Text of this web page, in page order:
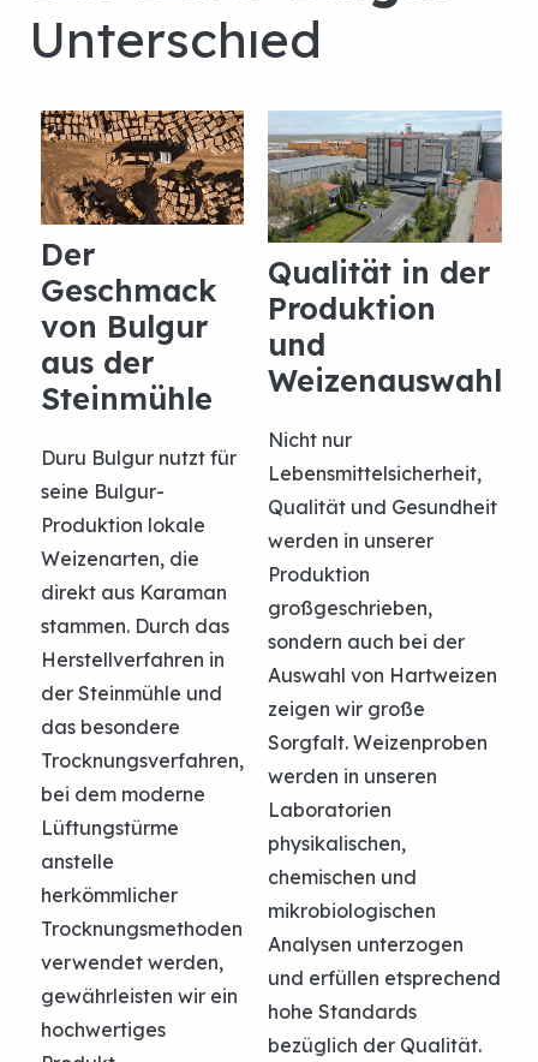
05Sichtung
06Verpackung
Der
Geschmack
von Bulgur
aus der
Steinmühle
Duru Bulgur nutzt für
seine Bulgur-
Produktion lokale
Weizenarten, die
direkt aus Karaman
stammen. Durch das
Herstellverfahren in
der Steinmühle und
das besondere
Trocknungsverfahren,
bei dem moderne
Lüftungstürme
anstelle
herkömmlicher
Trocknungsmethoden
verwendet werden,
gewährleisten wir ein
hochwertiges
Qualität in der
Produktion
und
Weizenauswahl
Nicht nur
Lebensmittelsicherheit,
Qualität und Gesundheit
werden in unserer
Produktion
großgeschrieben,
sondern auch bei der
Auswahl von Hartweizen
zeigen wir große
Sorgfalt. Weizenproben
werden in unseren
Laboratorien
physikalischen,
chemischen und
mikrobiologischen
Analysen unterzogen
und erfüllen etsprechend
hohe Standards
bezüglich der Qualität.